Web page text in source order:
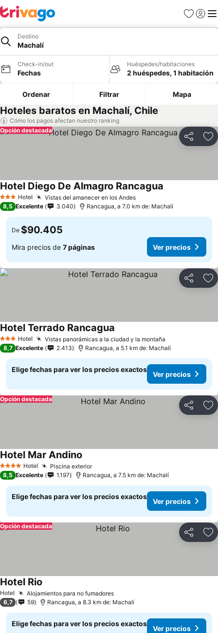
Favoritos
Iniciar
Destino
Machalí
Check-in/out
Fechas
Huéspedes/habitaciones
2 huéspedes, 1 habitación
Ordenar Filtrar Mapa
Hoteles baratos en Machalí, Chile
Cómo los pagos afectan nuestro ranking
Compartir
Opción destacada
3 Estrellas
Hotel Vistas del amanecer en los AndesVer precios
Hotel Diego De Almagro Rancagua
8,5 Excelente 3.040 Rancagua, a 7.0 km de: Machalí
De $90.405
Mira precios de 7 páginas Ver precios
Compartir
3 Estrellas
Hotel Vistas panorámicas a la ciudad y la montaña
Hotel Terrado Rancagua
8,7 Excelente 2.413 Rancagua, a 5.1 km de: Machalí
Elige fechas para ver los precios exactos
Ver precios
Compartir
Opción destacada
4 EstrellasHotel Piscina exteriorVer precios
Hotel Mar Andino
8,5 Excelente 1.197 Rancagua, a 7.5 km de: Machalí
Elige fechas para ver los precios exactos
Ver precios
Compartir
Opción destacada
Hotel Alojamientos para no fumadoresVer precios
Hotel Rio
6,7 59 Rancagua, a 8.3 km de: Machalí
Elige fechas para ver los precios exactos
Ver precios